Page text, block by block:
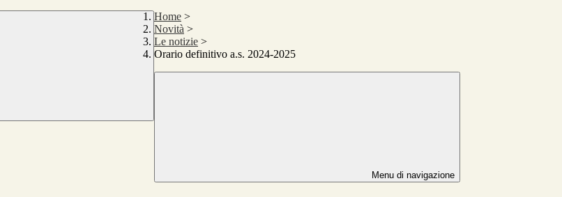
Home >
Novità >
Le notizie >
Orario definitivo a.s. 2024-2025
Menu di navigazione